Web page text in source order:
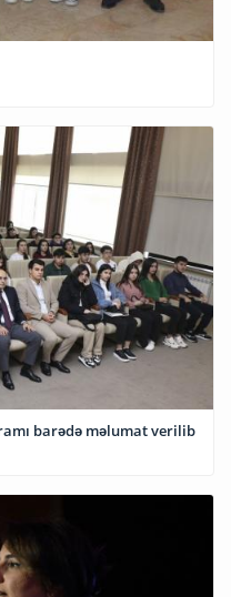
barədə məlumat verilib